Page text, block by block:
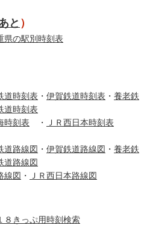
と ）
県の駅別時刻表
道時刻表 ・ 伊賀鉄道時刻表 ・ 養老鉄
道時刻表
時刻表 ・
ＪＲ西日本時刻表
道路線図 ・ 伊賀鉄道路線図 ・ 養老鉄
道路線図
線図 ・ ＪＲ西日本路線図
８きっぷ用時刻検索